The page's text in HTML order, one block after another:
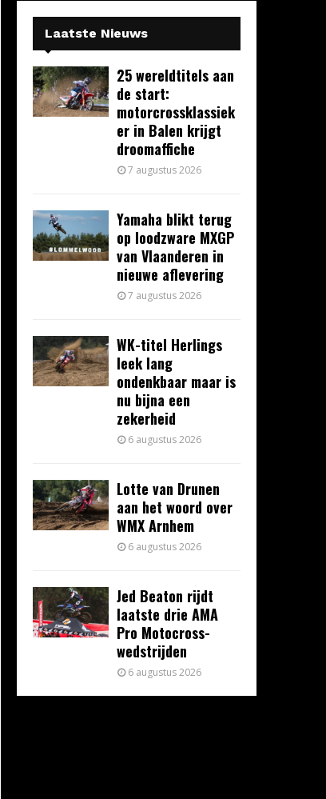
Laatste Nieuws
25 wereldtitels aan
de start:
motorcrossklassiek
er in Balen krijgt
droomaffiche
7 augustus 2026
Yamaha blikt terug
op loodzware MXGP
van Vlaanderen in
nieuwe aflevering
7 augustus 2026
WK-titel Herlings
leek lang
ondenkbaar maar is
nu bijna een
zekerheid
6 augustus 2026
Lotte van Drunen
aan het woord over
WMX Arnhem
6 augustus 2026
Jed Beaton rijdt
laatste drie AMA
Pro Motocross-
wedstrijden
6 augustus 2026